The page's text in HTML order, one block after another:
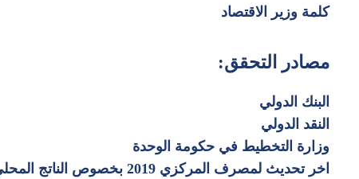
كلمة وزير الاقتصاد
مصادر التحقق:
البنك الدولي
النقد الدولي
وزارة التخطيط في حكومة الوحدة
اخر تحديث لمصرف المركزي 2019 بخصوص الناتج المحلي